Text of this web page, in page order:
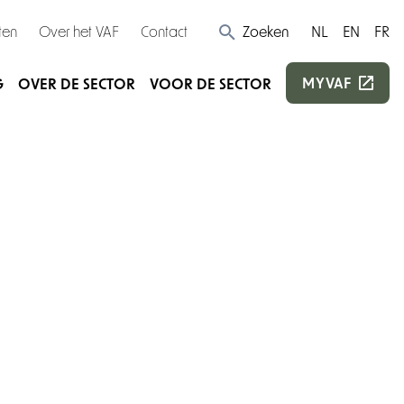
Over het VAF Contact Zoeken NL EN FR
OVER DE SECTOR VOOR DE SECTOR MYVAF